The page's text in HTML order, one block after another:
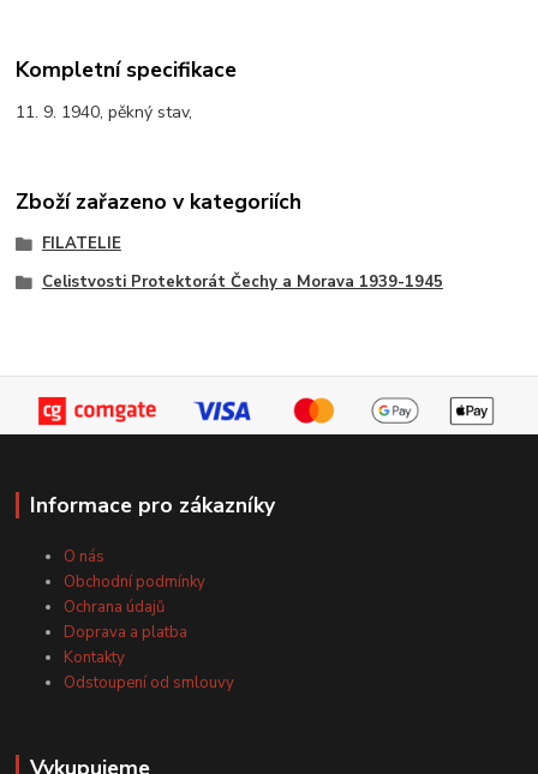
Kompletní specifikace
11. 9. 1940, pěkný stav,
Zboží zařazeno v kategoriích
FILATELIE
Celistvosti Protektorát Čechy a Morava 1939-1945
Informace pro zákazníky
O nás
Obchodní podmínky
Ochrana údajů
Doprava a platba
Kontakty
Odstoupení od smlouvy
Vykupujeme